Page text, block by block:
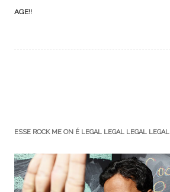
navigation
AGE!!
ESSE ROCK ME ON É LEGAL LEGAL LEGAL LEGAL